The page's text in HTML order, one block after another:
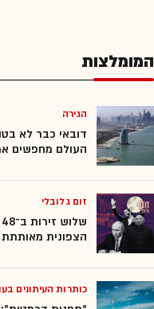
המומלצות
הגירה
דובאי כבר לא
העולם מחפשים
זום גלובלי
הצפונית
כותרות העיתונים